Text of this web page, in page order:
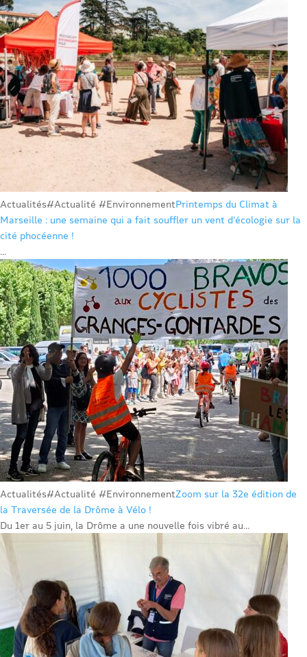
Actualités#Actualité #EnvironnementPrintemps du Climat à
Marseille : une semaine qui a fait souffler un vent d’écologie sur la
cité phocéenne !
...
Actualités#Actualité #EnvironnementZoom sur la 32e édition de
la Traversée de la Drôme à Vélo !
Du 1er au 5 juin, la Drôme a une nouvelle fois vibré au...